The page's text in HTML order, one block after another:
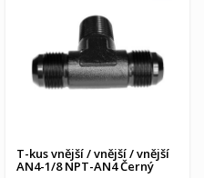
T-kus vnější / vnější / vnější
AN4-1/8 NPT-AN4 Černý